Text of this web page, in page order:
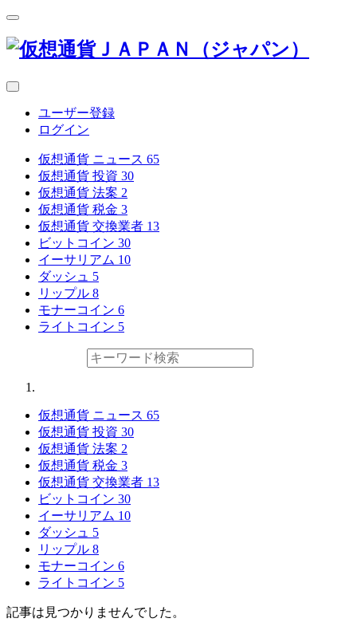
ユーザー登録
ログイン
仮想通貨 ニュース 65
仮想通貨 投資 30
仮想通貨 法案 2
仮想通貨 税金 3
仮想通貨 交換業者 13
ビットコイン 30
イーサリアム 10
ダッシュ 5
リップル 8
モナーコイン 6
ライトコイン 5
仮想通貨 ニュース 65
仮想通貨 投資 30
仮想通貨 法案 2
仮想通貨 税金 3
仮想通貨 交換業者 13
ビットコイン 30
イーサリアム 10
ダッシュ 5
リップル 8
モナーコイン 6
ライトコイン 5
記事は見つかりませんでした。